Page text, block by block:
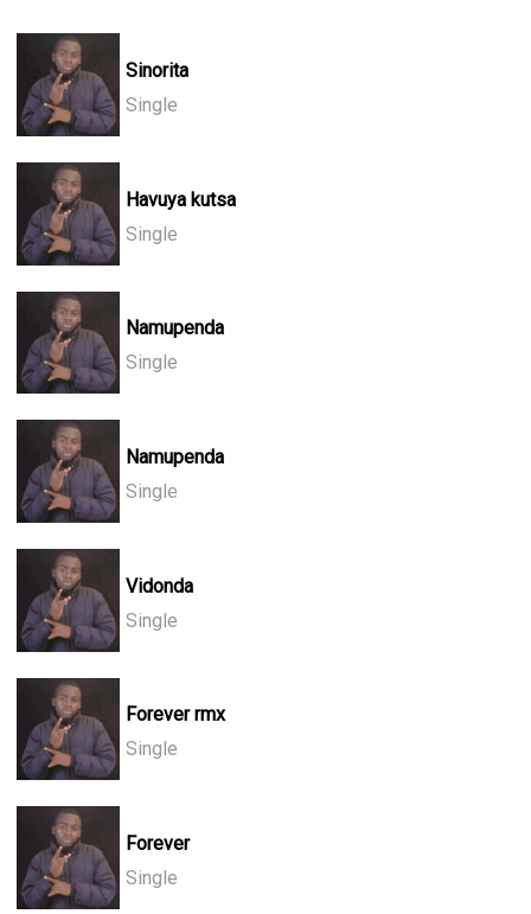
Sinorita
Single
Havuya kutsa
Single
Namupenda
Single
Namupenda
Single
Vidonda
Single
Forever rmx
Single
Forever
Single